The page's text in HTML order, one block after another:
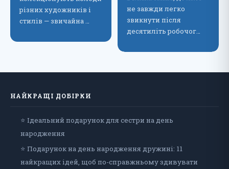
різних художників і
стилів — звичайна …
не завжди легко
звикнути після
десятиліть робочог…
НАЙКРАЩІ ДОБІРКИ
⭐ Ідеальний подарунок для сестри на день
народження
⭐ Подарунок на день народження дружині: 11
найкращих ідей, щоб по-справжньому здивувати